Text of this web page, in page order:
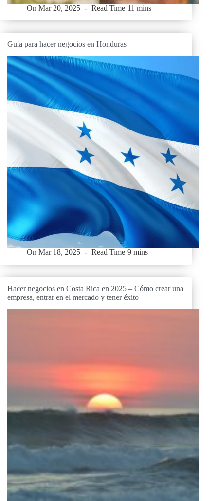
On Mar 20, 2025 Read Time 11 mins
Guía para hacer negocios en Honduras
On Mar 18, 2025 Read Time 9 mins
Hacer negocios en Costa Rica en 2025 – Cómo crear una
empresa, entrar en el mercado y tener éxito